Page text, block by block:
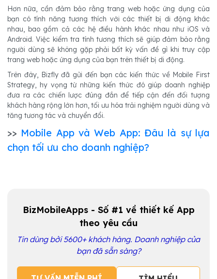
Hơn nữa, cần đảm bảo rằng trang web hoặc ứng dụng của
bạn có tính năng tương thích với các thiết bị di động khác
nhau, bao gồm cả các hệ điều hành khác nhau như iOS và
Android. Việc kiểm tra tính tương thích sẽ giúp đảm bảo rằng
người dùng sẽ không gặp phải bất kỳ vấn đề gì khi truy cập
trang web hoặc ứng dụng của bạn trên thiết bị di động.
Trên đây, Bizfly đã gửi đến bạn các kiến thức về Mobile First
Strategy, hy vọng từ những kiến thức đó giúp doanh nghiệp
đưa ra các chiến lược đúng đắn để tiếp cận đến đối tượng
khách hàng rộng lớn hơn, tối ưu hóa trải nghiệm người dùng và
tăng tương tác và chuyển đổi.
>> Mobile App và Web App: Đâu là sự lựa
chọn tối ưu cho doanh nghiệp?
BizMobileApps - Số #1 về thiết kế App
theo yêu cầu
Tin dùng bởi 5600+ khách hàng. Doanh nghiệp của
bạn đã sẵn sàng?